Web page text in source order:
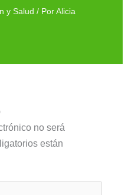
y Salud / Por Alicia
no será
están